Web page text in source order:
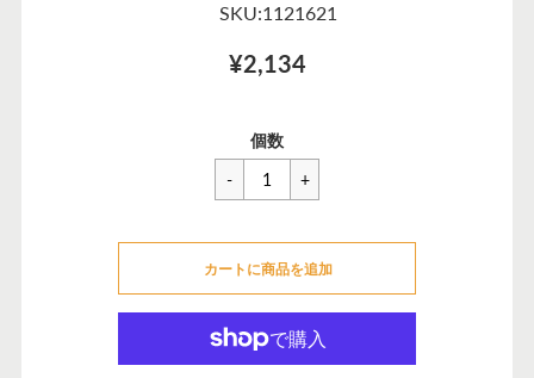
SKU:1121621
¥2,134
セ
ー
ル
格
一
般
価
¥2,134
個数
カートに商品を追加